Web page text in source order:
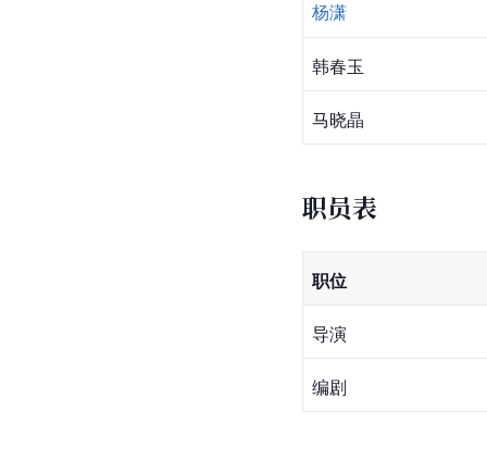
杨潇
韩春玉
马晓晶
职员表
职位
导演
编剧